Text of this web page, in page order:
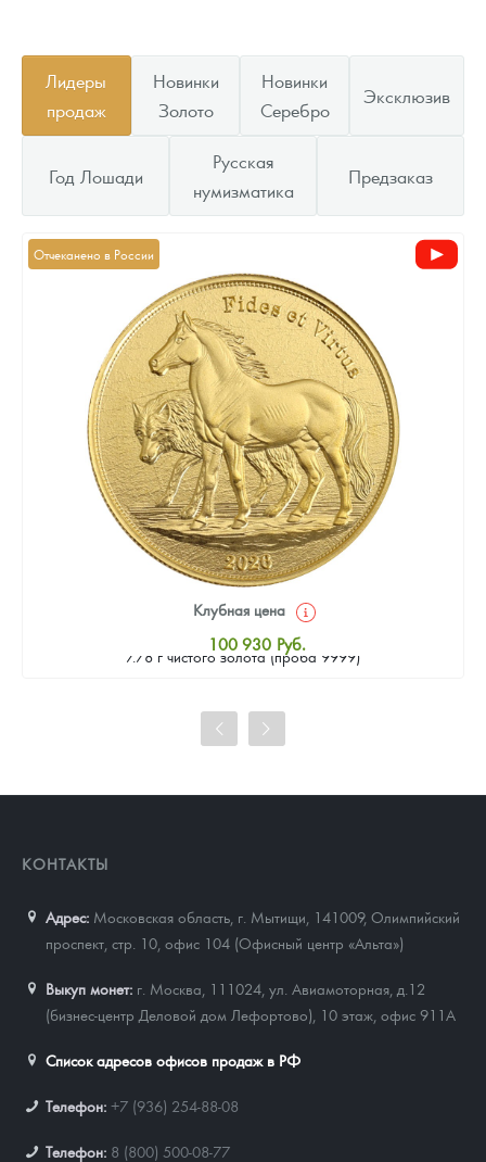
Лидеры
продаж
Новинки
Золото
Новинки
Серебро
Эксклюзив
Год Лошади
Русская
нумизматика
Предзаказ
Отчеканено в России
7.78 г чистого золота (проба 9999)
Клубная цена
100 930 Руб.
Стандартная цена
Цена выкупа
КОНТАКТЫ
Адрес: Московская область, г. Мытищи, 141009, Олимпийский
проспект, стр. 10, офис 104 (Офисный центр «Альта»)
Выкуп монет: г. Москва, 111024, ул. Авиамоторная, д.12
(бизнес-центр Деловой дом Лефортово), 10 этаж, офис 911А
Список адресов офисов продаж в РФ
Телефон: +7 (936) 254-88-08
Телефон: 8 (800) 500-08-77